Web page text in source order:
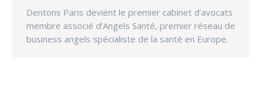
Dentons Paris devient le premier cabinet d’avocats
membre associé d’Angels Santé, premier réseau de
business angels spécialiste de la santé en Europe.